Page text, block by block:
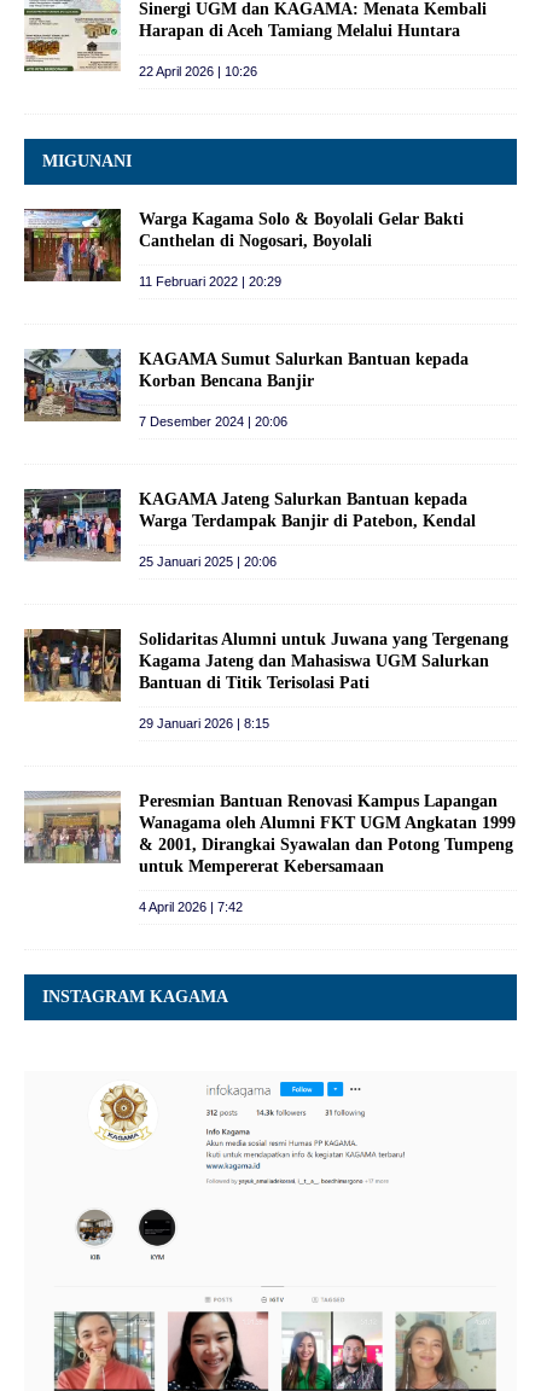
Sinergi UGM dan KAGAMA: Menata Kembali
Harapan di Aceh Tamiang Melalui Huntara
22 April 2026 | 10:26
MIGUNANI
Warga Kagama Solo & Boyolali Gelar Bakti
Canthelan di Nogosari, Boyolali
11 Februari 2022 | 20:29
KAGAMA Sumut Salurkan Bantuan kepada
Korban Bencana Banjir
7 Desember 2024 | 20:06
KAGAMA Jateng Salurkan Bantuan kepada
Warga Terdampak Banjir di Patebon, Kendal
25 Januari 2025 | 20:06
Solidaritas Alumni untuk Juwana yang Tergenang
Kagama Jateng dan Mahasiswa UGM Salurkan
Bantuan di Titik Terisolasi Pati
29 Januari 2026 | 8:15
Peresmian Bantuan Renovasi Kampus Lapangan
Wanagama oleh Alumni FKT UGM Angkatan 1999
& 2001, Dirangkai Syawalan dan Potong Tumpeng
untuk Mempererat Kebersamaan
4 April 2026 | 7:42
INSTAGRAM KAGAMA